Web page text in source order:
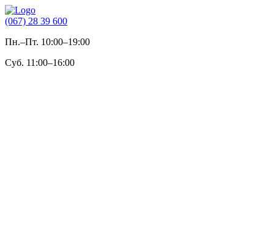
(067) 28 39 600
Пн.–Пт. 10:00–19:00
Суб. 11:00–16:00